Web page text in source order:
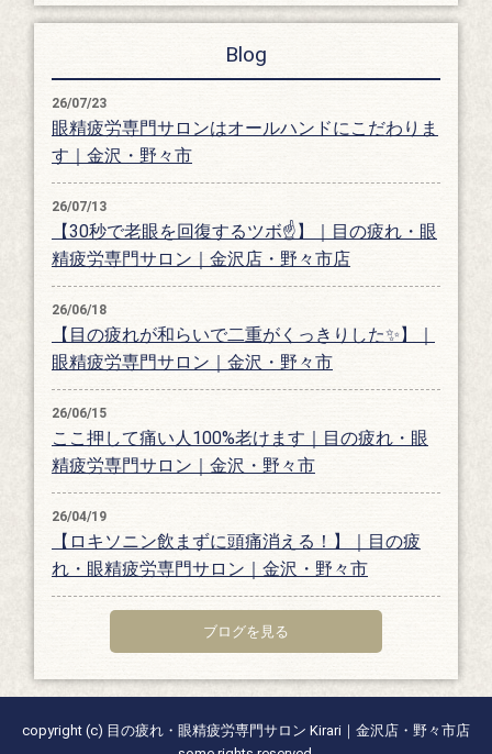
Blog
26/07/23
眼精疲労専門サロンはオールハンドにこだわりま
す｜金沢・野々市
26/07/13
【30秒で老眼を回復するツボ☝️】｜目の疲れ・眼
精疲労専門サロン｜金沢店・野々市店
26/06/18
【目の疲れが和らいで二重がくっきりした✨】｜
眼精疲労専門サロン｜金沢・野々市
26/06/15
ここ押して痛い人100%老けます｜目の疲れ・眼
精疲労専門サロン｜金沢・野々市
26/04/19
【ロキソニン飲まずに頭痛消える！】｜目の疲
れ・眼精疲労専門サロン｜金沢・野々市
ブログを見る
copyright (c) 目の疲れ・眼精疲労専門サロン Kirari｜金沢店・野々市店